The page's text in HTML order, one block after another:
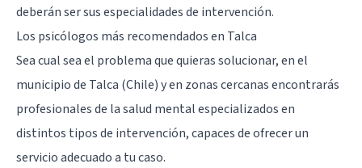
deberán ser susespecialidades de intervención.
Los psicólogos más recomendados en Talca
Sea cual sea el problema que quieras solucionar, en el
municipio de Talca (Chile) y en zonas cercanas encontrarás
profesionales de la salud mental especializados en
distintos tipos de intervención, capaces de ofrecer un
servicio adecuado a tu caso.